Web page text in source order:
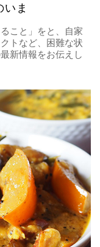
ま
こと」をと、自家
トなど、困難な状
新情報をお伝えし